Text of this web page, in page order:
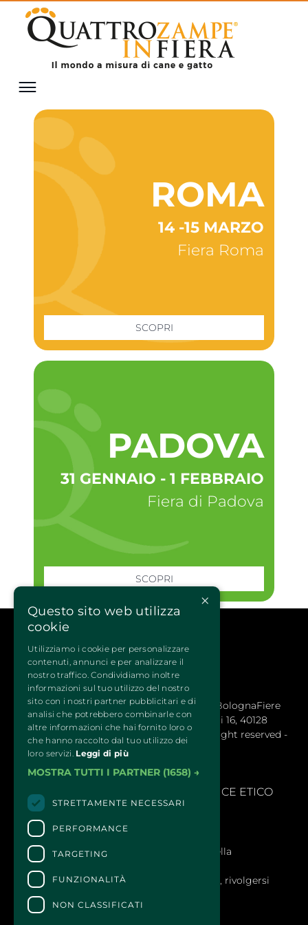
ROMA
14 -15 MARZO
Fiera Roma
SCOPRI
PADOVA
31 GENNAIO - 1 FEBBRAIO
Fiera di Padova
SCOPRI
QUATTROZAMPEINFIERA Organizzata da BolognaFiere
Cosmoprof S.p.a. – Sede legale: Via Maserati 16, 40128
Bologna (Italy) - R.E.A. 1766978 © 2024 All right reserved -
BolognaFiere Cosmoprof
SEGNALAZIONI -
MODELLLO EX. D.LGS 231/2001 E CODICE ETICO
CONTATTI
Per informazioni e supporto all'acquisto della
biglietteria
Per informazioni sul programma e l'evento, rivolgersi
all'organizzatore
Dichiarazione di accessibilità
×
Questo sito web utilizza
cookie
Utilizziamo i cookie per personalizzare
contenuti, annunci e per analizzare il
nostro traffico. Condividiamo inoltre
informazioni sul tuo utilizzo del nostro
sito con i nostri partner pubblicitari e di
analisi che potrebbero combinarle con
altre informazioni che hai fornito loro o
che hanno raccolto dal tuo utilizzo dei
loro servizi. Leggi di più
MOSTRA TUTTI I PARTNER (1658) →
STRETTAMENTE NECESSARI
PERFORMANCE
TARGETING
FUNZIONALITÀ
NON CLASSIFICATI